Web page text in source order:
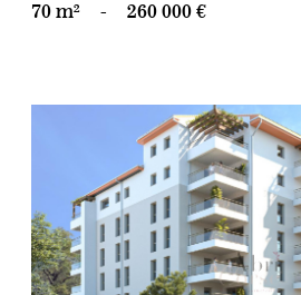
70 m² - 260 000 €
voir le bien